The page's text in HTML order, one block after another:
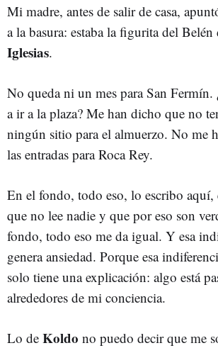
Mi madre, antes de salir de casa,
a la basura: estaba la figurita del Belén
Iglesias.
No queda ni un mes para San
a ir a la plaza? Me han dicho que no
ningún sitio para el almuerzo. No me
las entradas para Roca Rey.
En el fondo, todo eso, lo escribo aquí,
que no lee nadie y que por eso son
fondo, todo eso me da igual. Y esa
genera ansiedad. Porque esa
solo tiene una explicación: algo está
alrededores de mi conciencia.
Lo de Koldo no puedo decir que me